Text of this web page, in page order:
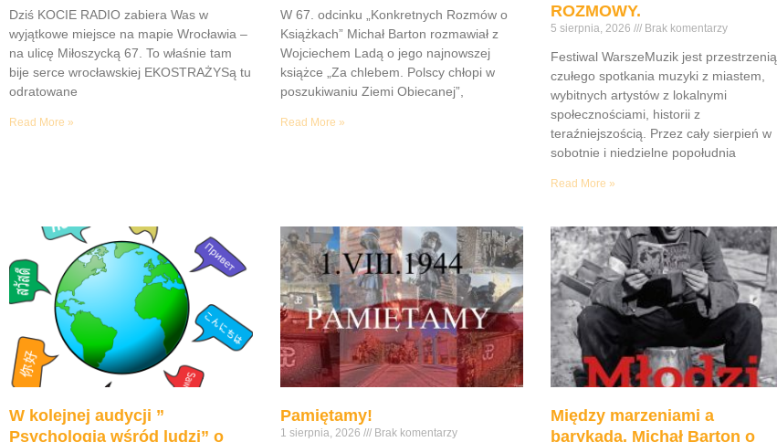
Dziś KOCIE RADIO zabiera Was w
wyjątkowe miejsce na mapie Wrocławia –
na ulicę Miłoszycką 67. To właśnie tam
bije serce wrocławskiej EKOSTRAŻYSą tu
odratowane
Read More »
W 67. odcinku „Konkretnych Rozmów o
Książkach” Michał Barton rozmawiał z
Wojciechem Ladą o jego najnowszej
książce „Za chlebem. Polscy chłopi w
poszukiwaniu Ziemi Obiecanej”,
Read More »
ROZMOWY.
5 sierpnia, 2026 Brak komentarzy
Festiwal WarszeMuzik jest przestrzenią
czułego spotkania muzyki z miastem,
wybitnych artystów z lokalnymi
społecznościami, historii z
teraźniejszością. Przez cały sierpień w
sobotnie i niedzielne popołudnia
Read More »
W kolejnej audycji ”
Psychologia wśród ludzi” o
Pamiętamy!
1 sierpnia, 2026 Brak komentarzy
Między marzeniami a
barykadą. Michał Barton o